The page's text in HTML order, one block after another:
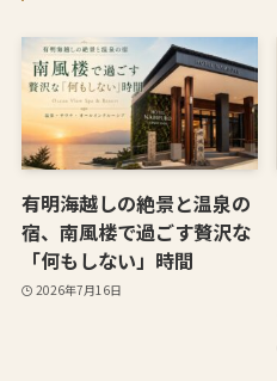
有明海越しの絶景と温泉の
宿、南風楼で過ごす贅沢な
「何もしない」時間
2026年7月16日